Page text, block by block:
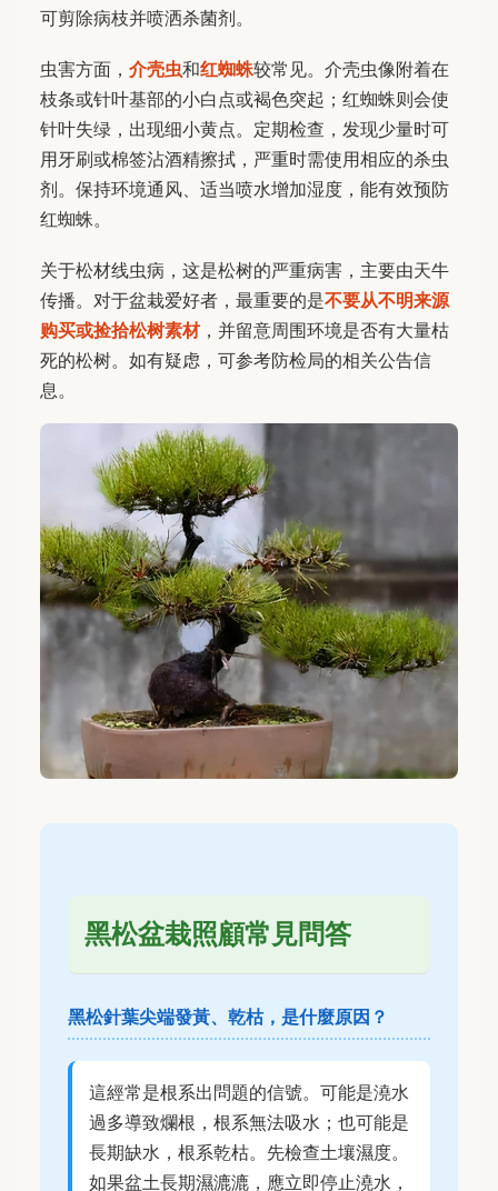
可剪除病枝并喷洒杀菌剂。
虫害方面， 介壳虫和红蜘蛛较常见。介壳虫像附着在
枝条或针叶基部的小白点或褐色突起；红蜘蛛则会使
针叶失绿，出现细小黄点。定期检查，发现少量时可
用牙刷或棉签沾酒精擦拭，严重时需使用相应的杀虫
剂。保持环境通风、适当喷水增加湿度，能有效预防
红蜘蛛。
关于松材线虫病，这是松树的严重病害，主要由天牛
传播。对于盆栽爱好者，最重要的是不要从不明来源
购买或捡拾松树素材，并留意周围环境是否有大量枯
死的松树。如有疑虑，可参考防检局的相关公告信
息。
黑松盆栽照顧常見問答
黑松針葉尖端發黃、乾枯，是什麼原因？
這經常是根系出問題的信號。可能是澆水
過多導致爛根，根系無法吸水；也可能是
長期缺水，根系乾枯。先檢查土壤濕度。
如果盆土長期濕漉漉，應立即停止澆水，